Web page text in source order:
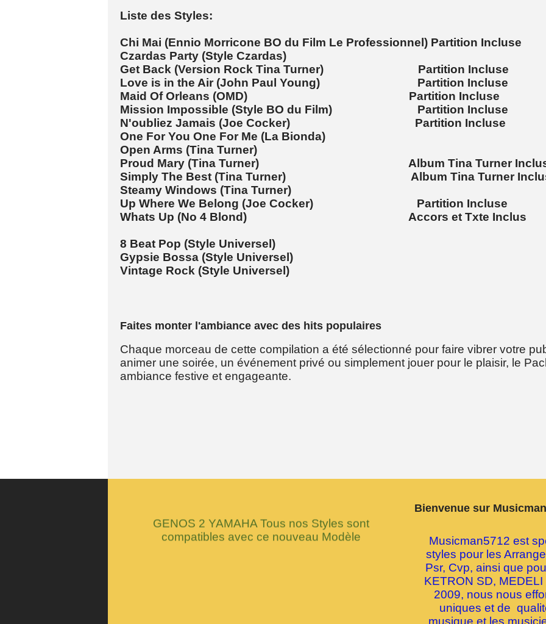
Liste des Styles:
Chi Mai (Ennio Morricone BO du Film Le Professionnel) Partition Incluse
Czardas Party (Style Czardas)
Get Back (Version Rock Tina Turner) Partition Incluse
Love is in the Air (John Paul Young) Partition Incluse
Maid Of Orleans (OMD) Partition Incluse
Mission Impossible (Style BO du Film) Partition Incluse
N'oubliez Jamais (Joe Cocker) Partition Incluse
One For You One For Me (La Bionda)
Open Arms (Tina Turner)
Proud Mary (Tina Turner) Album Tina Turner
Simply The Best (Tina Turner) Album Tina Turner
Steamy Windows (Tina Turner)
Up Where We Belong (Joe Cocker) Partition Incluse
Whats Up (No 4 Blond) Accors et Txte Inclus
8 Beat Pop (Style Universel)
Gypsie Bossa (Style Universel)
Vintage Rock (Style Universel)
Faites monter l'ambiance avec des hits populaires
Chaque morceau de cette compilation a été sélectionné pour faire vibrer votre
animer une soirée, un événement privé ou simplement jouer pour le plaisir, le
ambiance festive et engageante.
GENOS 2 YAMAHA Tous nos Styles sont
compatibles avec ce nouveau Modèle
Bienvenue sur
Musicman5712 est
styles pour les
Psr, Cvp, ainsi que
KETRON SD,
2009, nous nous
uniques et de
musique et les